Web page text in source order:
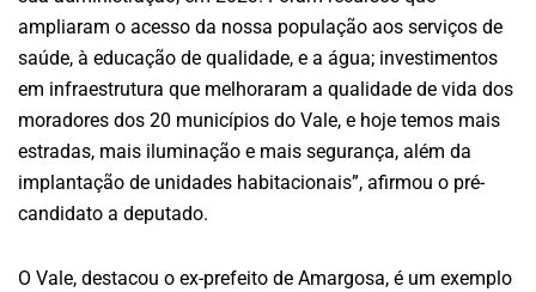
ampliaram o acesso da nossa população aos serviços de
saúde, à educação de qualidade, e a água; investimentos
em infraestrutura que melhoraram a qualidade de vida dos
moradores dos 20 municípios do Vale, e hoje temos mais
estradas, mais iluminação e mais segurança, além da
implantação de unidades habitacionais”, afirmou o pré-
candidato a deputado.
O Vale, destacou o ex-prefeito de Amargosa, é um exemplo